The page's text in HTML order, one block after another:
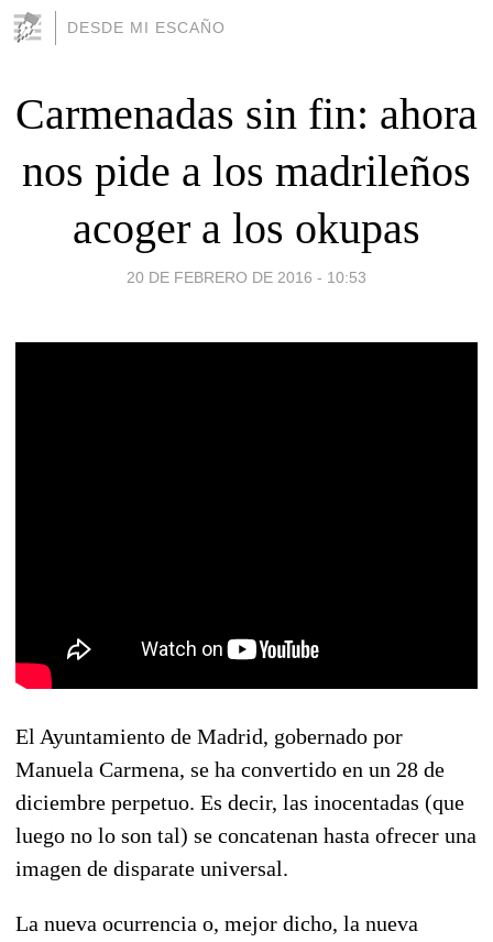
DESDE MI ESCAÑO
Carmenadas sin fin: ahora
nos pide a los madrileños
acoger a los okupas
20 DE FEBRERO DE 2016 - 10:53
El Ayuntamiento de Madrid, gobernado por
Manuela Carmena, se ha convertido en un 28 de
diciembre perpetuo. Es decir, las inocentadas (que
luego no lo son tal) se concatenan hasta ofrecer una
imagen de disparate universal.
La nueva ocurrencia o, mejor dicho, la nueva